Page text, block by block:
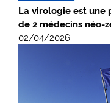
La virologie est une
de 2 médecins néo-
02/04/2026